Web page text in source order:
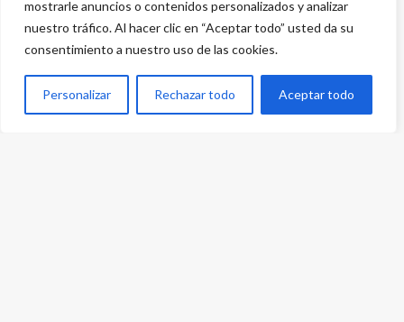
mostrarle anuncios o contenidos personalizados y analizar
nuestro tráfico. Al hacer clic en “Aceptar todo” usted da su
consentimiento a nuestro uso de las cookies.
Personalizar Rechazar todo Aceptar todo